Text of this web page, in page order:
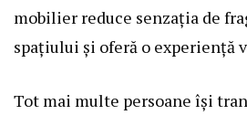
mobilier reduce senzația de
spațiului și oferă o experiență
Tot mai multe persoane își